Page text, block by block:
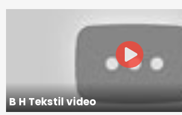
B H Tekstil video